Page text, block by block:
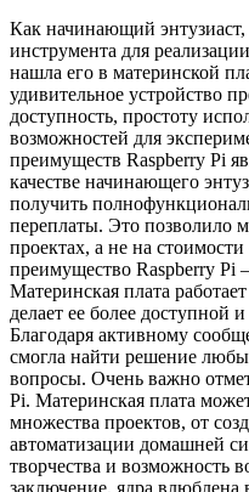
Как начинающий
инструмента для
нашла его в материнской
удивительное устройство
доступность, простоту
возможностей для
преимуществ Raspberry Pi
качестве начинающего
получить
переплаты. Это позволило
проектах, а не на
преимущество Raspberry Pi
Материнская плата
делает ее более доступной
Благодаря активному
смогла найти решение
вопросы. Очень важно
Pi. Материнская плата
множества проектов, от
автоматизации домашней
творчества и возможность